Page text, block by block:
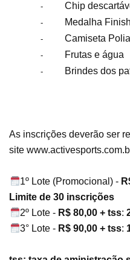
- Chip
- Medalha
- Camiseta
- Frutas e água
- Brindes dos
As inscrições deverão ser
site
1º Lote (Promocional) -
Limite de 30 inscrições
2º Lote - R$ 80,00 + tss:
3° Lote - R$ 90,00 + tss: